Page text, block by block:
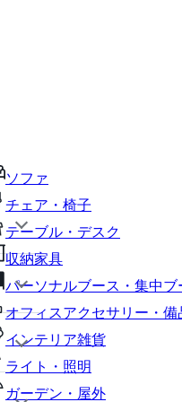
ソファ
チェア・椅子
テーブル・デスク
収納家具
パーソナルブース・集中ブ
オフィスアクセサリー・備
インテリア雑貨
ライト・照明
ガーデン・屋外
ートに追加できます